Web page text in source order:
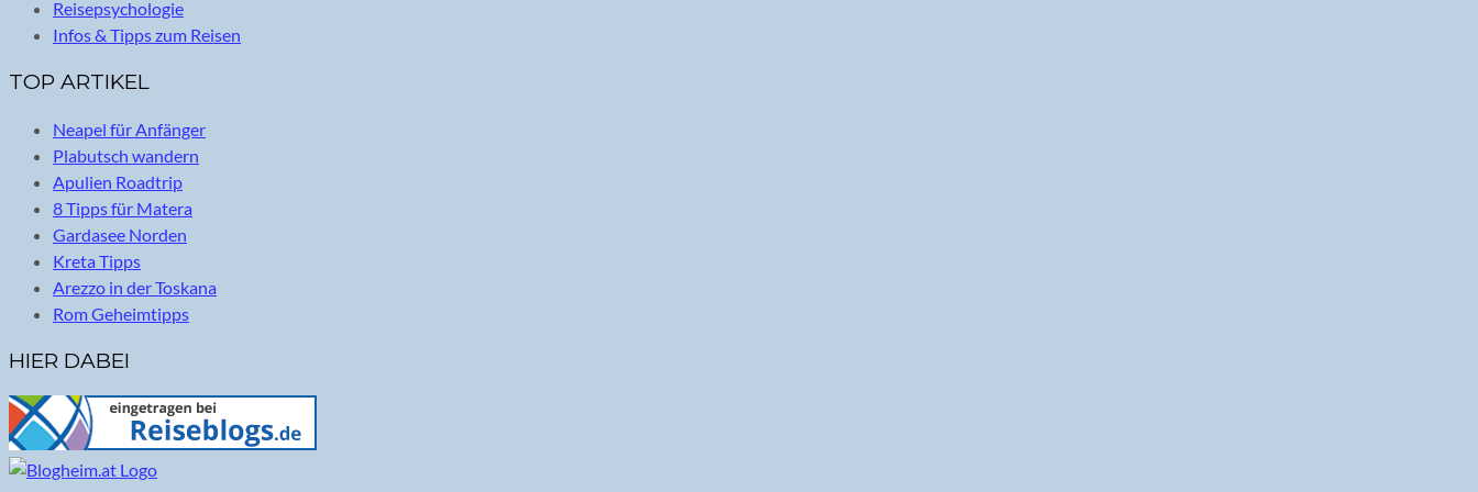
Reisepsychologie
Infos & Tipps zum Reisen
TOP ARTIKEL
Neapel für Anfänger
Plabutsch wandern
Apulien Roadtrip
8 Tipps für Matera
Gardasee Norden
Kreta Tipps
Arezzo in der Toskana
Rom Geheimtipps
HIER DABEI